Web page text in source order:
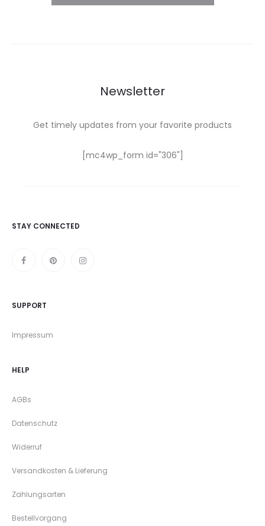
Newsletter
Get timely updates from your favorite products
[mc4wp_form id="306"]
STAY CONNECTED
SUPPORT
Impressum
HELP
AGBs
Datenschutz
Widerruf
Versandkosten & Lieferung
Zahlungsarten
Bestellvorgang